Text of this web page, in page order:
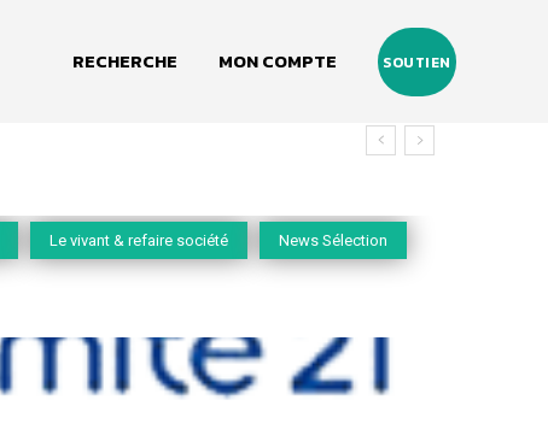
RECHERCHE MON COMPTE SOUTIEN
Le vivant & refaire société News Sélection